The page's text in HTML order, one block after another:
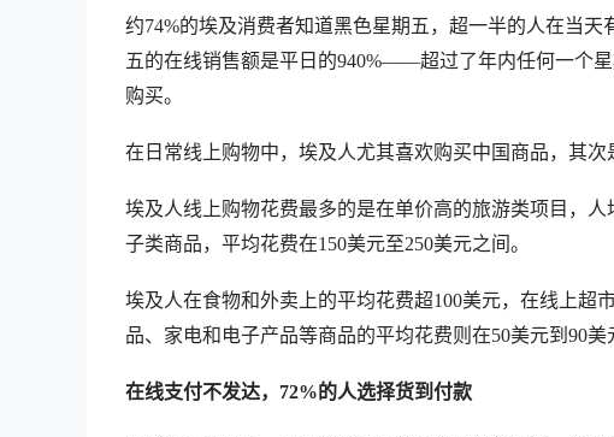
约74%的埃及消费者知道黑色星期五，超一半的人在当
五的在线销售额是平日的940%——超过了年内任何一个
购买。
在日常线上购物中，埃及人尤其喜欢购买中国商品，其次
埃及人线上购物花费最多的是在单价高的旅游类项目，人
子类商品，平均花费在150美元至250美元之间。
埃及人在食物和外卖上的平均花费超100美元，在线上超
品、家电和电子产品等商品的平均花费则在50美元到90美
在线支付不发达，72%的人选择货到付款